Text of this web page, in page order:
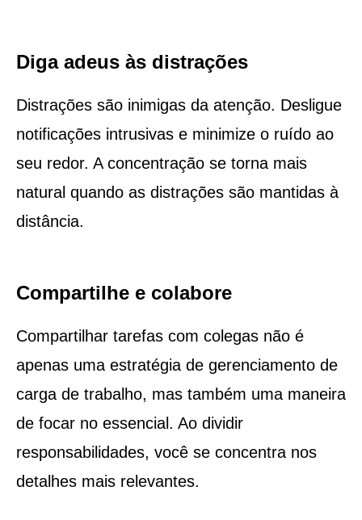
Diga adeus às distrações
Distrações são inimigas da atenção. Desligue
notificações intrusivas e minimize o ruído ao
seu redor. A concentração se torna mais
natural quando as distrações são mantidas à
distância.
Compartilhe e colabore
Compartilhar tarefas com colegas não é
apenas uma estratégia de gerenciamento de
carga de trabalho, mas também uma maneira
de focar no essencial. Ao dividir
responsabilidades, você se concentra nos
detalhes mais relevantes.